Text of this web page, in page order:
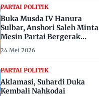
PARTAI POLITIK
Buka Musda IV Hanura
Sulbar, Anshori Saleh Minta
Mesin Partai Bergerak
Menangkan Pemilu 2029
24 Mei 2026
PARTAI POLITIK
Aklamasi, Suhardi Duka
Kembali Nahkodai